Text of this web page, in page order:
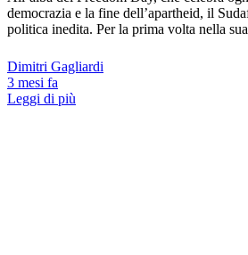
democrazia e la fine dell’apartheid, il
politica inedita. Per la prima volta nella
Dimitri Gagliardi
3 mesi fa
Leggi di più